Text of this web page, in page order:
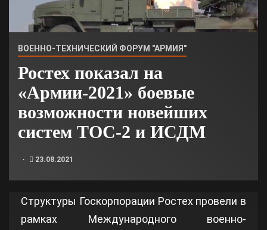
ВОЕННО-ТЕХНИЧЕСКИЙ ФОРУМ "АРМИЯ"
Ростех показал на
«Армии-2021» боевые
возможности новейших
систем ТОС-2 и ИСДМ
23.08.2021
Структуры Госкорпорации Ростех провели в
рамках Международного военно-